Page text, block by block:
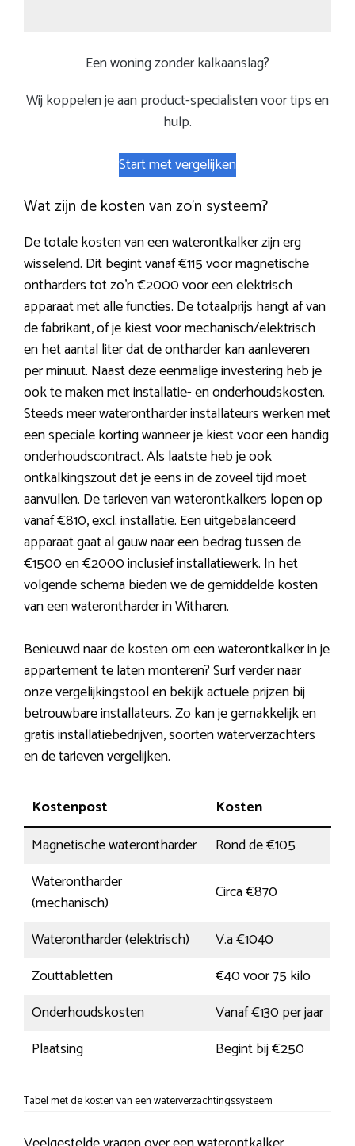
Een woning zonder kalkaanslag?
Wij koppelen je aan product-specialisten voor tips en
hulp.
Start met vergelijken
Wat zijn de kosten van zo’n systeem?
De totale kosten van een waterontkalker zijn erg
wisselend. Dit begint vanaf €115 voor magnetische
ontharders tot zo’n €2000 voor een elektrisch
apparaat met alle functies. De totaalprijs hangt af van
de fabrikant, of je kiest voor mechanisch/elektrisch
en het aantal liter dat de ontharder kan aanleveren
per minuut. Naast deze eenmalige investering heb je
ook te maken met installatie- en onderhoudskosten.
Steeds meer waterontharder installateurs werken met
een speciale korting wanneer je kiest voor een handig
onderhoudscontract. Als laatste heb je ook
ontkalkingszout dat je eens in de zoveel tijd moet
aanvullen. De tarieven van waterontkalkers lopen op
vanaf €810, excl. installatie. Een uitgebalanceerd
apparaat gaat al gauw naar een bedrag tussen de
€1500 en €2000 inclusief installatiewerk. In het
volgende schema bieden we de gemiddelde kosten
van een waterontharder in Witharen.
Benieuwd naar de kosten om een waterontkalker in je
appartement te laten monteren? Surf verder naar
onze vergelijkingstool en bekijk actuele prijzen bij
betrouwbare installateurs. Zo kan je gemakkelijk en
gratis installatiebedrijven, soorten waterverzachters
en de tarieven vergelijken.
Kostenpost
Kosten
Magnetische waterontharder
Rond de €105
Waterontharder
(mechanisch)
Circa €870
Waterontharder (elektrisch)
V.a €1040
Zouttabletten
€40 voor 75 kilo
Onderhoudskosten
Vanaf €130 per jaar
Plaatsing
Begint bij €250
Tabel met de kosten van een waterverzachtingssysteem